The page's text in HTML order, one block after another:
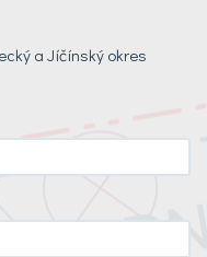
a Jíčínský okres